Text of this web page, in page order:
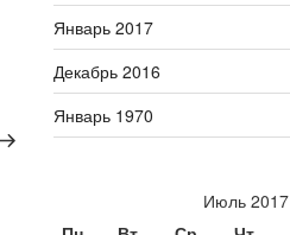
Следующая
запись
Январь 2017
Декабрь 2016
Январь 1970
Июль 2017